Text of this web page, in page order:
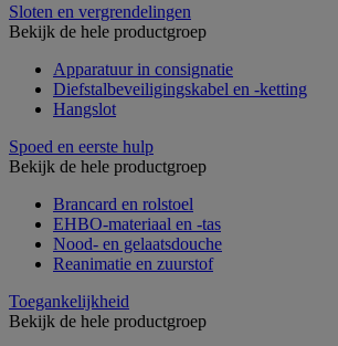
Sloten en vergrendelingen
Bekijk de hele productgroep
Apparatuur in consignatie
Diefstalbeveiligingskabel en -ketting
Hangslot
Spoed en eerste hulp
Bekijk de hele productgroep
Brancard en rolstoel
EHBO-materiaal en -tas
Nood- en gelaatsdouche
Reanimatie en zuurstof
Toegankelijkheid
Bekijk de hele productgroep